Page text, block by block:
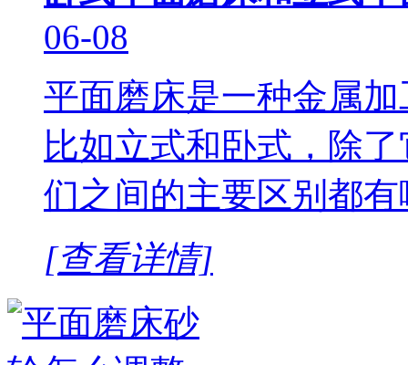
06-08
平面磨床是一种金属
比如立式和卧式，除
们之间的主要区别都
[查看详情]